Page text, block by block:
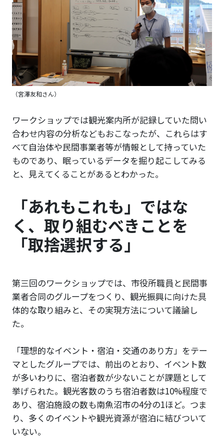
（宮澤友和さん）
ワークショップでは観光案内所が記録していた問い
合わせ内容の分析などもおこなったが、これらはす
べて自治体や民間事業者等が情報として持っていた
ものであり、眠っているデータを掘り起こしてみる
と、見えてくることがあるとわかった。
「あれもこれも」ではな
く、取り組むべきことを
「取捨選択する」
第三回のワークショップでは、市役所職員と民間事
業者合同のグループをつくり、観光振興に向けた具
体的な取り組みと、その実現方法について議論し
た。
「理想的なイベント・宿泊・交通のあり方」をテー
マとしたグループでは、前出のとおり、イベント数
が多いわりに、宿泊者数が少ないことが課題として
挙げられた。観光客数のうち宿泊者数は10%程度で
あり、宿泊施設の数も南魚沼市の4分の1ほど。つま
り、多くのイベントや観光資源が宿泊に結びついて
いない。